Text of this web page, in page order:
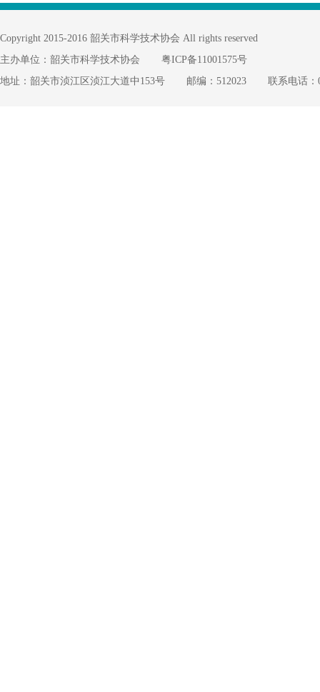
Copyright 2015-2016 韶关市科学技术协会 All rights reserved
主办单位：韶关市科学技术协会
粤ICP备11001575号
地址：韶关市浈江区浈江大道中153号
邮编：512023 联系电话：